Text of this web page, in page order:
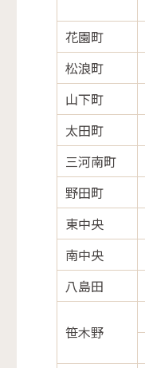
花園町
松浪町
山下町
太田町
三河南町
野田町
東中央
南中央
八島田
笹木野